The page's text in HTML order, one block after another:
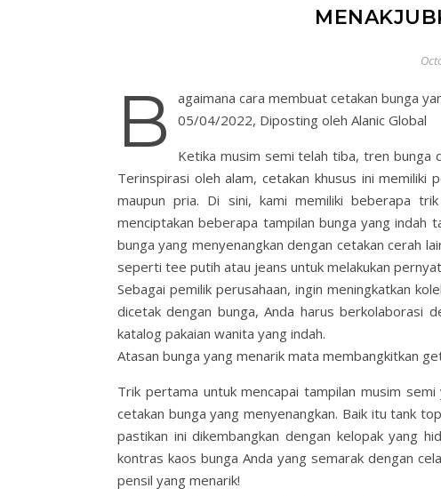
B
agaimana cara membuat cetakan bunga
05/04/2022, Diposting oleh Alanic Global
Ketika musim semi telah tiba, tren bunga
Terinspirasi oleh alam, cetakan khusus ini memiliki
maupun pria. Di sini, kami memiliki beberapa
menciptakan beberapa tampilan bunga yang indah
bunga yang menyenangkan dengan cetakan cerah
seperti tee putih atau jeans untuk melakukan
Sebagai pemilik perusahaan, ingin meningkatkan
dicetak dengan bunga, Anda harus berkolaborasi
katalog pakaian wanita yang indah.
Atasan bunga yang menarik mata membangkitkan
Trik pertama untuk mencapai tampilan musim
cetakan bunga yang menyenangkan. Baik itu tank
pastikan ini dikembangkan dengan kelopak yang
kontras kaos bunga Anda yang semarak dengan
pensil yang menarik!